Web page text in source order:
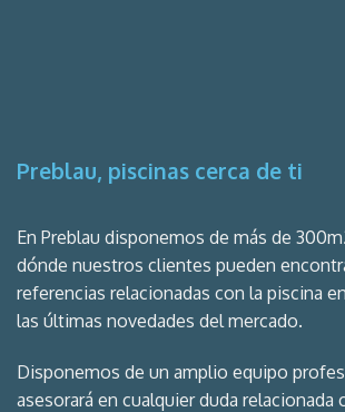
Preblau, piscinas cerca de ti
En Preblau disponemos de más de
dónde nuestros clientes pueden
referencias relacionadas con la piscina
las últimas novedades del mercado.
Disponemos de un amplio equipo
asesorará en cualquier duda relacionada